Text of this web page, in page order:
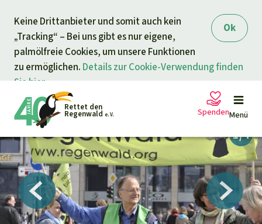
Ok
Keine Drittanbieter und somit auch kein
„Tracking“ – Bei uns gibt es nur eigene,
palmölfreie Cookies, um unsere Funktionen
zu ermöglichen. Details zur Cookie-Verwendung finden
Sie hier.
springen
Rettet den
Regenwald e. V. Menü
Petitionen
Projekte
Spenden
Ihre Spende hilft
Allgemeine Spende